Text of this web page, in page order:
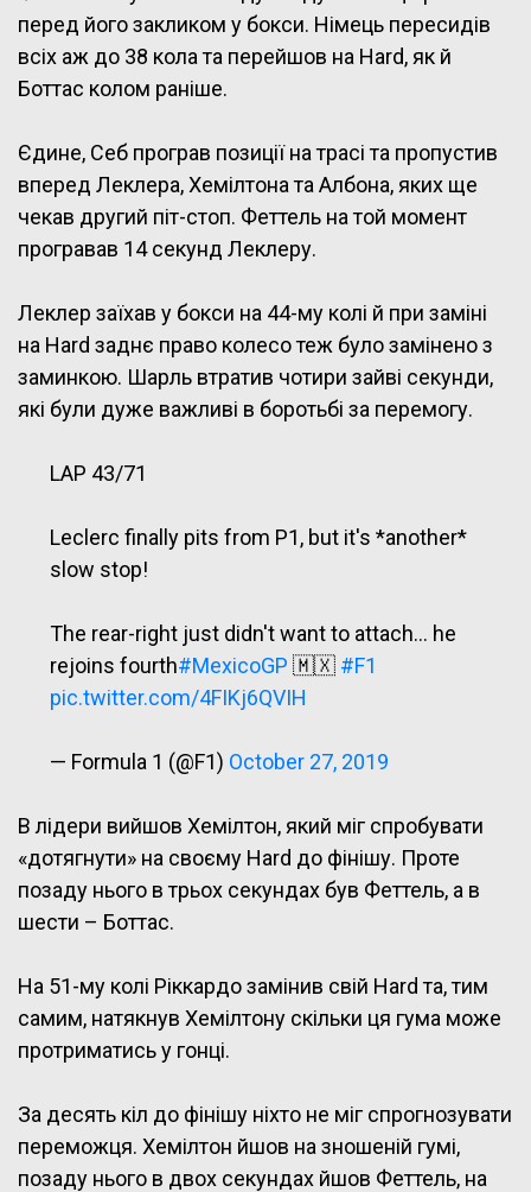
перед його закликом у бокси. Німець пересидів
всіх аж до 38 кола та перейшов на Hard, як й
Боттас колом раніше.
Єдине, Себ програв позиції на трасі та пропустив
вперед Леклера, Хемілтона та Албона, яких ще
чекав другий піт-стоп. Феттель на той момент
програвав 14 секунд Леклеру.
Леклер заїхав у бокси на 44-му колі й при заміні
на Hard заднє право колесо теж було замінено з
заминкою. Шарль втратив чотири зайві секунди,
які були дуже важливі в боротьбі за перемогу.
LAP 43/71
Leclerc finally pits from P1, but it's *another*
slow stop!
The rear-right just didn't want to attach… he
rejoins fourth#MexicoGP 🇲🇽 #F1
pic.twitter.com/4FIKj6QVIH
— Formula 1 (@F1) October 27, 2019
В лідери вийшов Хемілтон, який міг спробувати
«дотягнути» на своєму Hard до фінішу. Проте
позаду нього в трьох секундах був Феттель, а в
шести – Боттас.
На 51-му колі Ріккардо замінив свій Hard та, тим
самим, натякнув Хемілтону скільки ця гума може
протриматись у гонці.
За десять кіл до фінішу ніхто не міг спрогнозувати
переможця. Хемілтон йшов на зношеній гумі,
позаду нього в двох секундах йшов Феттель, на